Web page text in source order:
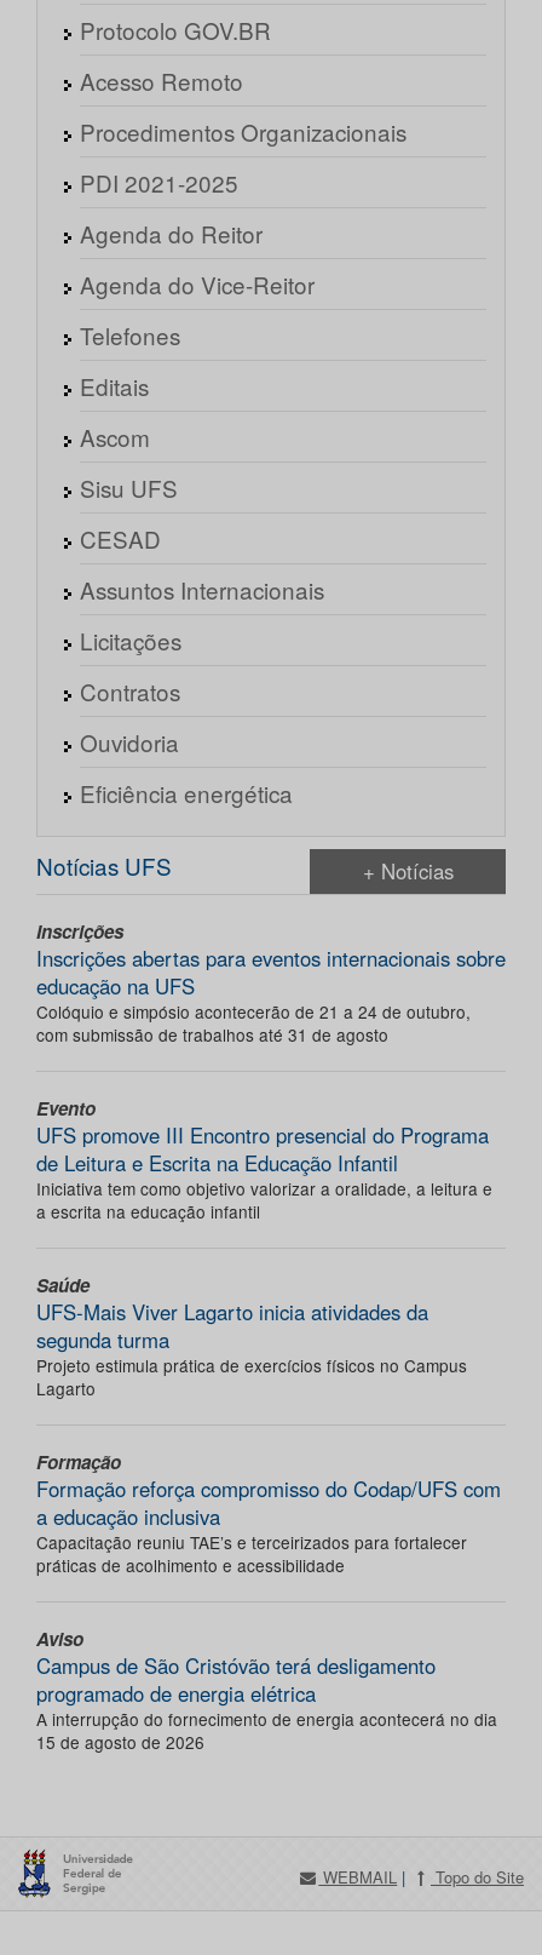
Protocolo GOV.BR
Acesso Remoto
Procedimentos Organizacionais
PDI 2021-2025
Agenda do Reitor
Agenda do Vice-Reitor
Telefones
Editais
Ascom
Sisu UFS
CESAD
Assuntos Internacionais
Licitações
Contratos
Ouvidoria
Eficiência energética
Notícias UFS + Notícias
Inscrições
Inscrições abertas para eventos internacionais sobre
educação na UFS
Colóquio e simpósio acontecerão de 21 a 24 de outubro,
com submissão de trabalhos até 31 de agosto
Evento
UFS promove III Encontro presencial do Programa
de Leitura e Escrita na Educação Infantil
Iniciativa tem como objetivo valorizar a oralidade, a leitura e
a escrita na educação infantil
Saúde
UFS-Mais Viver Lagarto inicia atividades da
segunda turma
Projeto estimula prática de exercícios físicos no Campus
Lagarto
Formação
Formação reforça compromisso do Codap/UFS com
a educação inclusiva
Capacitação reuniu TAE’s e terceirizados para fortalecer
práticas de acolhimento e acessibilidade
Aviso
Campus de São Cristóvão terá desligamento
programado de energia elétrica
A interrupção do fornecimento de energia acontecerá no dia
15 de agosto de 2026
WEBMAIL | Topo do Site